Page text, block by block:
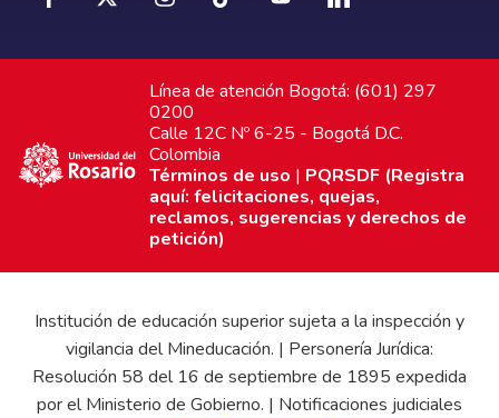
Línea de atención Bogotá: (601) 297
0200
Calle 12C Nº 6-25 - Bogotá D.C.
Colombia
Términos de uso | PQRSDF (Registra
aquí: felicitaciones, quejas,
reclamos, sugerencias y derechos de
petición)
Institución de educación superior sujeta a la inspección y
vigilancia del Mineducación. | Personería Jurídica:
Resolución 58 del 16 de septiembre de 1895 expedida
por el Ministerio de Gobierno. | Notificaciones judiciales